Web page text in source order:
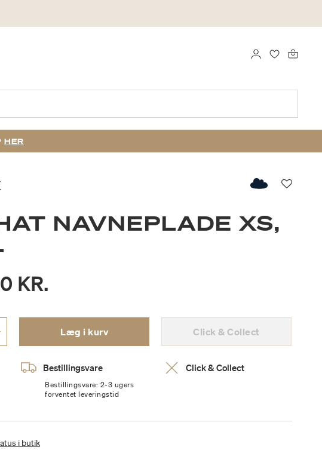
LOG IND
HER
NAVNEPLADE XS,
KR.
Læg i kurv Click & Collect
Bestillingsvare
Bestillingsvare: 2-3 ugers
forventet leveringstid
Click & Collect
i butik